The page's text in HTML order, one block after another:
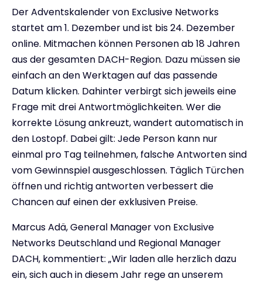
Der Adventskalender von Exclusive Networks
startet am 1. Dezember und ist bis 24. Dezember
online. Mitmachen können Personen ab 18 Jahren
aus der gesamten DACH-Region. Dazu müssen sie
einfach an den Werktagen auf das passende
Datum klicken. Dahinter verbirgt sich jeweils eine
Frage mit drei Antwortmöglichkeiten. Wer die
korrekte Lösung ankreuzt, wandert automatisch in
den Lostopf. Dabei gilt: Jede Person kann nur
einmal pro Tag teilnehmen, falsche Antworten sind
vom Gewinnspiel ausgeschlossen. Täglich Türchen
öffnen und richtig antworten verbessert die
Chancen auf einen der exklusiven Preise.
Marcus Adä, General Manager von Exclusive
Networks Deutschland und Regional Manager
DACH, kommentiert: „Wir laden alle herzlich dazu
ein, sich auch in diesem Jahr rege an unserem